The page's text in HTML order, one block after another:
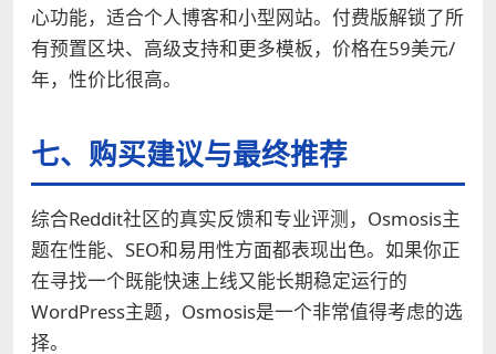
心功能，适合个人博客和小型网站。付费版解锁了所
有预置区块、高级支持和更多模板，价格在59美元/
年，性价比很高。
七、购买建议与最终推荐
综合Reddit社区的真实反馈和专业评测，Osmosis主
题在性能、SEO和易用性方面都表现出色。如果你正
在寻找一个既能快速上线又能长期稳定运行的
WordPress主题，Osmosis是一个非常值得考虑的选
择。